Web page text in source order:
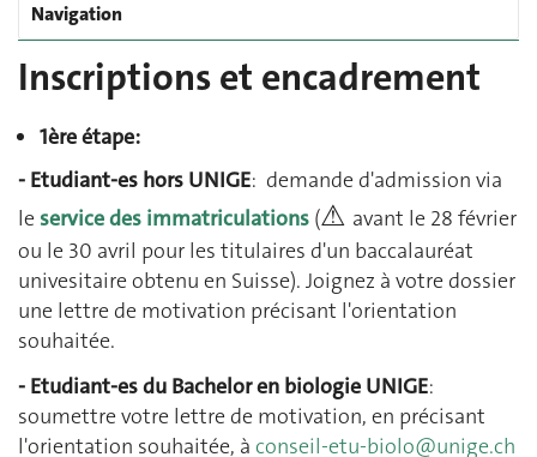
Navigation
Inscriptions et encadrement
1ère étape:
- Etudiant-es hors UNIGE: demande d'admission via
le service des immatriculations (⚠ avant le 28 février
ou le 30 avril pour les titulaires d'un baccalauréat
univesitaire obtenu en Suisse). Joignez à votre dossier
une lettre de motivation précisant l'orientation
souhaitée.
- Etudiant-es du Bachelor en biologie UNIGE:
soumettre votre lettre de motivation, en précisant
l'orientation souhaitée, à conseil-etu-biolo@unige.ch